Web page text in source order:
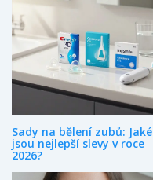
Sady na bělení zubů: Jaké
jsou nejlepší slevy v roce
2026?